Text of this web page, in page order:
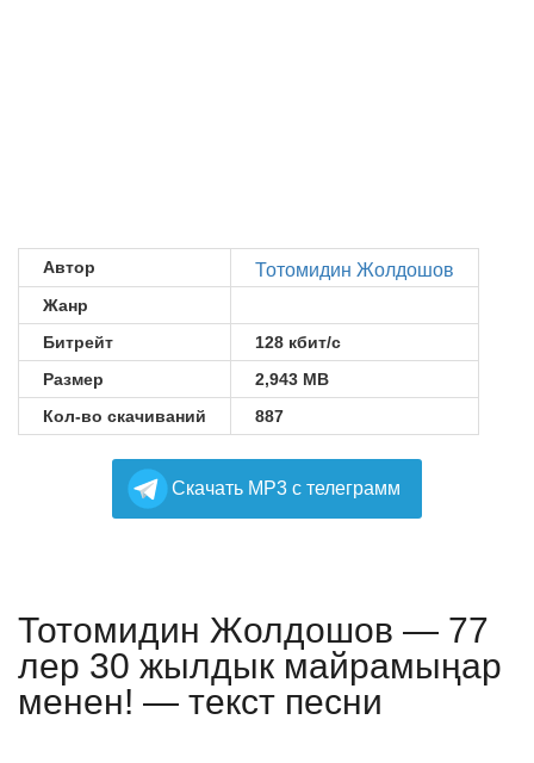
Автор Тотомидин Жолдошов
Жанр
Битрейт
128 кбит/с
Размер
2,943 MB
Кол-во скачиваний
887
Cкачать MP3 с телеграмм
Тотомидин Жолдошов — 77
лер 30 жылдык майрамыңар
менен! — текст песни